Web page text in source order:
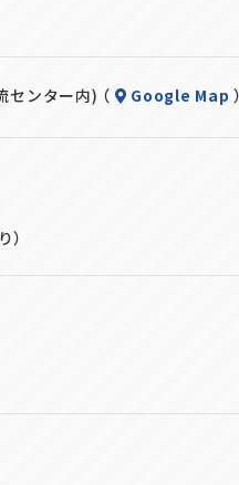
ンター内) （ Google Map